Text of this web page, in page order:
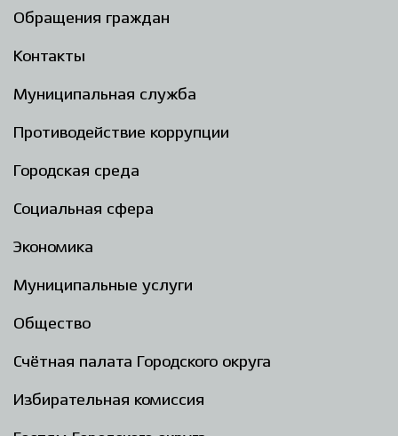
Обращения граждан
Контакты
Муниципальная служба
Противодействие коррупции
Городская среда
Социальная сфера
Экономика
Муниципальные услуги
Общество
Счётная палата Городского округа
Избирательная комиссия